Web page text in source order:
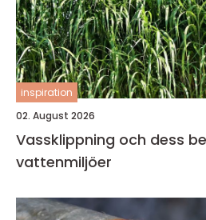
inspiration
02. August 2026
Vassklippning och dess
vattenmiljöer